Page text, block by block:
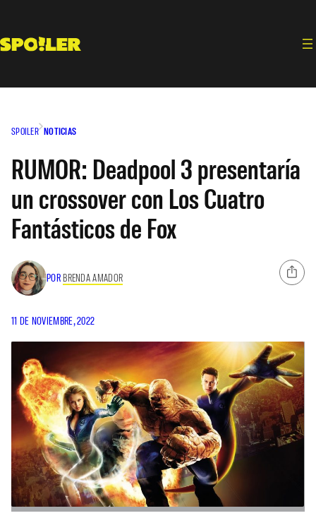
contenido
SPOILER NOTICIAS
RUMOR: Deadpool 3 presentaría
un crossover con Los Cuatro
Fantásticos de Fox
POR BRENDA AMADOR
11 DE NOVIEMBRE, 2022